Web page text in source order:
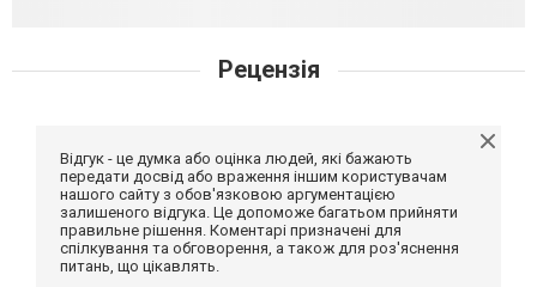
Рецензія
Відгук - це думка або оцінка людей, які бажають
передати досвід або враження іншим користувачам
нашого сайту з обов'язковою аргументацією
залишеного відгука. Це допоможе багатьом прийняти
правильне рішення. Коментарі призначені для
спілкування та обговорення, а також для роз'яснення
питань, що цікавлять.